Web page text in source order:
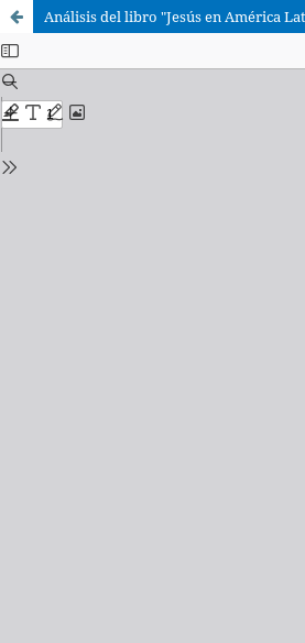
Análisis del libro "Jesús en América